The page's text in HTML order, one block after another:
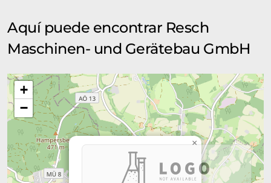
Aquí puede encontrar Resch
Maschinen- und Gerätebau GmbH
×
+
−